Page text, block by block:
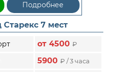
Подробнее
7 мест
от 4500₽
5900₽ / 3 часа